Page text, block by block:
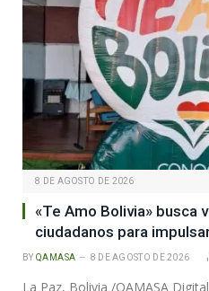
8 DE AGOSTO DE 2026
«Te Amo Bolivia» busca
ciudadanos para
BY QAMASA 8 DE AGOSTO DE 2026
La Paz, Bolivia /QAMASA